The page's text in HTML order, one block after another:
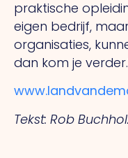
praktische
eigen bedrijf,
organisaties,
dan kom je
Tekst: Rob